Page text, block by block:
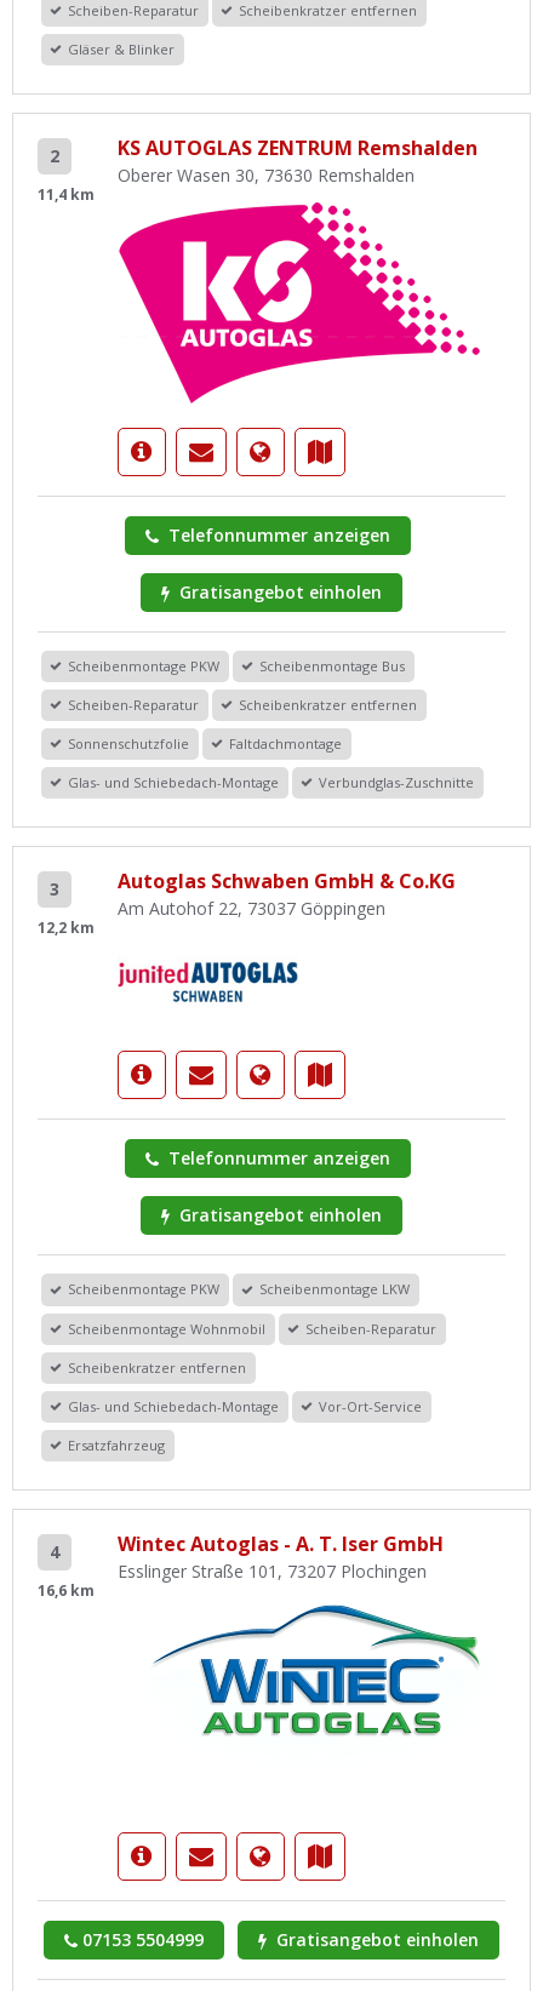
Scheiben-Reparatur Scheibenkratzer entfernen
Gläser & Blinker
2
11,4 km
KS AUTOGLAS ZENTRUM Remshalden
Oberer Wasen 30, 73630 Remshalden
Telefonnummer anzeigen
Gratisangebot einholen
Scheibenmontage PKW Scheibenmontage Bus
Scheiben-Reparatur Scheibenkratzer entfernen
Sonnenschutzfolie Faltdachmontage
Glas- und Schiebedach-Montage Verbundglas-Zuschnitte
3
12,2 km
Autoglas Schwaben GmbH & Co.KG
Am Autohof 22, 73037 Göppingen
Telefonnummer anzeigen
Gratisangebot einholen
Scheibenmontage PKW Scheibenmontage LKW
Scheibenmontage Wohnmobil Scheiben-Reparatur
Scheibenkratzer entfernen
Glas- und Schiebedach-Montage Vor-Ort-Service
Ersatzfahrzeug
4
16,6 km
Wintec Autoglas - A. T. Iser GmbH
Esslinger Straße 101, 73207 Plochingen
07153 5504999 Gratisangebot einholen